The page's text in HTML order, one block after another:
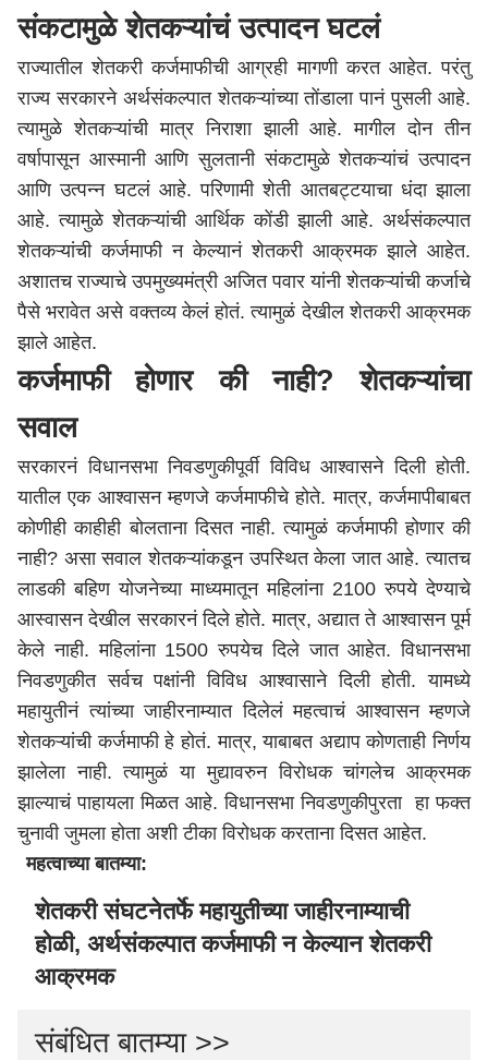
संकटामुळे शेतकऱ्यांचं उत्पादन घटलं
राज्यातील शेतकरी कर्जमाफीची आग्रही मागणी करत आहेत. परंतु
राज्य सरकारने अर्थसंकल्पात शेतकऱ्यांच्या तोंडाला पानं पुसली आहे.
त्यामुळे शेतकऱ्यांची मात्र निराशा झाली आहे. मागील दोन तीन
वर्षापासून आस्मानी आणि सुलतानी संकटामुळे शेतकऱ्यांचं उत्पादन
आणि उत्पन्न घटलं आहे. परिणामी शेती आतबट्टयाचा धंदा झाला
आहे. त्यामुळे शेतकऱ्यांची आर्थिक कोंडी झाली आहे. अर्थसंकल्पात
शेतकऱ्यांची कर्जमाफी न केल्यानं शेतकरी आक्रमक झाले आहेत.
अशातच राज्याचे उपमुख्यमंत्री अजित पवार यांनी शेतकऱ्यांची कर्जाचे
पैसे भरावेत असे वक्तव्य केलं होतं. त्यामुळं देखील शेतकरी आक्रमक
झाले आहेत.
कर्जमाफी होणार की नाही? शेतकऱ्यांचा
सवाल
सरकारनं विधानसभा निवडणुकीपूर्वी विविध आश्वासने दिली होती.
यातील एक आश्वासन म्हणजे कर्जमाफीचे होते. मात्र, कर्जमापीबाबत
कोणीही काहीही बोलताना दिसत नाही. त्यामुळं कर्जमाफी होणार की
नाही? असा सवाल शेतकऱ्यांकडून उपस्थित केला जात आहे. त्यातच
लाडकी बहिण योजनेच्या माध्यमातून महिलांना 2100 रुपये देण्याचे
आस्वासन देखील सरकारनं दिले होते. मात्र, अद्यात ते आश्वासन पूर्म
केले नाही. महिलांना 1500 रुपयेच दिले जात आहेत. विधानसभा
निवडणुकीत सर्वच पक्षांनी विविध आश्वासाने दिली होती. यामध्ये
महायुतीनं त्यांच्या जाहीरनाम्यात दिलेलं महत्वाचं आश्वासन म्हणजे
शेतकऱ्यांची कर्जमाफी हे होतं. मात्र, याबाबत अद्याप कोणताही निर्णय
झालेला नाही. त्यामुळं या मुद्यावरुन विरोधक चांगलेच आक्रमक
झाल्याचं पाहायला मिळत आहे. विधानसभा निवडणुकीपुरता हा फक्त
चुनावी जुमला होता अशी टीका विरोधक करताना दिसत आहेत.
महत्वाच्या बातम्या:
शेतकरी संघटनेतर्फे महायुतीच्या जाहीरनाम्याची
होळी, अर्थसंकल्पात कर्जमाफी न केल्यान शेतकरी
आक्रमक
संबंधित बातम्या >>